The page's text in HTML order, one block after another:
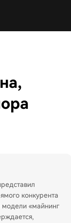
конкурента
модели «майнинг